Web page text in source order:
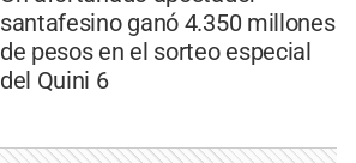
santafesino ganó 4.350 millones
de pesos en el sorteo especial
del Quini 6